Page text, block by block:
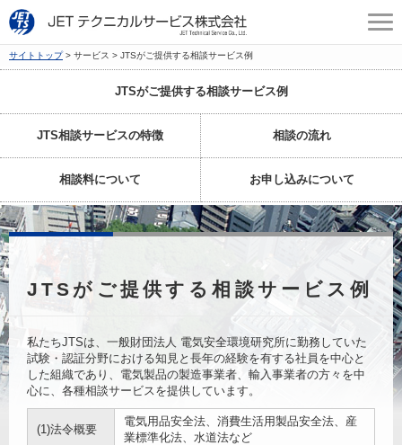
サイトトップ サービス JTSがご提供する相談サービス例
JTSがご提供する相談サービス例
JTS相談サービスの特徴 相談の流れ
相談料について お申し込みについて
JTSがご提供する相談サービス例
私たちJTSは、一般財団法人 電気安全環境研究所に勤務していた
試験・認証分野における知見と長年の経験を有する社員を中心と
した組織であり、電気製品の製造事業者、輸入事業者の方々を中
心に、各種相談サービスを提供しています。
(1)法令概要
電気用品安全法、消費生活用製品安全法、産
業標準化法、水道法など